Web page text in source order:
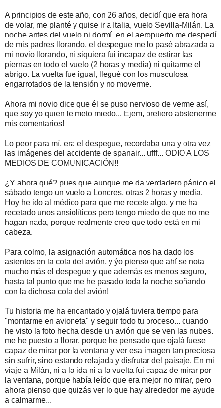
A principios de este año, con 26 años, decidí que era hora
de volar, me planté y quise ir a Italia, vuelo Sevilla-Milán. La
noche antes del vuelo ni dormí, en el aeropuerto me despedí
de mis padres llorando, el despegue me lo pasé abrazada a
mi novio llorando, ni siquiera fui incapaz de estirar las
piernas en todo el vuelo (2 horas y media) ni quitarme el
abrigo. La vuelta fue igual, llegué con los musculosa
engarrotados de la tensión y no moverme.
Ahora mi novio dice que él se puso nervioso de verme así,
que soy yo quien le meto miedo... Ejem, prefiero abstenerme
mis comentarios!
Lo peor para mí, era el despegue, recordaba una y otra vez
las imágenes del accidente de spanair... ufff... ODIO A LOS
MEDIOS DE COMUNICACIÓN!!
¿Y ahora qué? pues que aunque me da verdadero pánico el
sábado tengo un vuelo a Londres, otras 2 horas y media.
Hoy he ido al médico para que me recete algo, y me ha
recetado unos ansiolíticos pero tengo miedo de que no me
hagan nada, porque realmente creo que todo está en mi
cabeza.
Para colmo, la asignación automática nos ha dado los
asientos en la cola del avión, y ýo pienso que ahí se nota
mucho más el despegue y que además es menos seguro,
hasta tal punto que me he pasado toda la noche soñando
con la dichosa cola del avión!
Tu historia me ha encantado y ojalá tuviera tiempo para
"montarme en avioneta" y seguir todo tu proceso... cuando
he visto la foto hecha desde un avión que se ven las nubes,
me he puesto a llorar, porque he pensado que ojalá fuese
capaz de mirar por la ventana y ver esa imagen tan preciosa
sin sufrir, sino estando relajada y disfrutar del paisaje. En mi
viaje a Milán, ni a la ida ni a la vuelta fui capaz de mirar por
la ventana, porque había leído que era mejor no mirar, pero
ahora pienso que quizás ver lo que hay alrededor me ayude
a calmarme...